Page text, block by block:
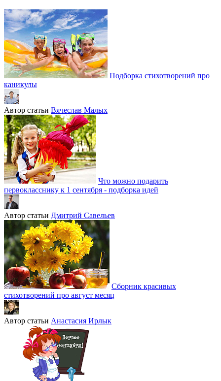
Подборка стихотворений про
каникулы
Автор статьи Вячеслав Малых
Что можно подарить
первокласснику к 1 сентября - подборка идей
Автор статьи Дмитрий Савельев
Сборник красивых
стихотворений про август месяц
Автор статьи Анастасия Ирлык